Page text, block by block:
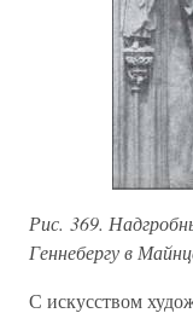
Рис. 369.
Геннебергу в
С искусством